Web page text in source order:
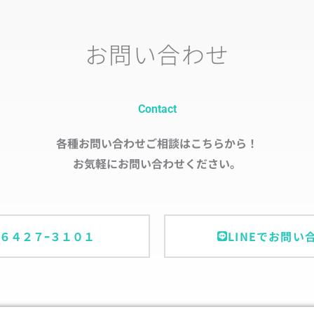
お問い合わせ
Contact
各種お問い合わせご相談はこちらから！
お気軽にお問い合わせください。
４２７ｰ３１０１ LINEでお問い